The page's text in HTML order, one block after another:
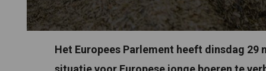
Het Europees Parlement heeft dinsdag